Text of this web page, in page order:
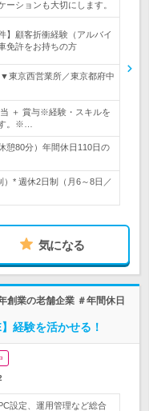
ーションも大切にします。
】顧客折衝経験（アルバイ
免許をお持ちの方
京西営業所／東京都府中
＋ 賞与※経験・スキルを
。※…
憩80分）年間休日110日の
* 週休2日制（月6～8日／
気になる
創業の老舗企業 ＃年間休日
経験を活かせる！
設定、運用管理など総合